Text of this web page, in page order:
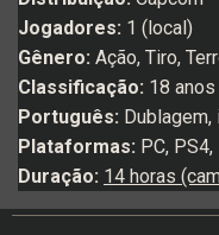
Jogadores: 1 (local)
Gênero: Ação, Tiro,
Classificação: 18 anos
Português:
Plataformas: PC,
Duração: 14 horas